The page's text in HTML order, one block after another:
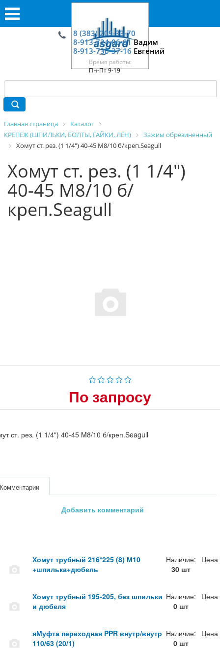
8 (383) 209-33-70
8-913-724-06-01Вадим
8-913-730-37-16 Евгений
Время работы:
Пн-Пт 9-19
Главная страница
Каталог
КРЕПЕЖ (ШПИЛЬКИ, БОЛТЫ, ГАЙКИ, ЛЁН)
Зажим обрезиненный
Хомут ст. рез. (1 1/4") 40-45 M8/10 б/креп.Seagull
Хомут ст. рез. (1 1/4")
40-45 M8/10 б/
креп.Seagull
По запросу
ст. рез. (1 1/4") 40-45 M8/10 б/креп.Seagull
Добавить комментарий
Хомут трубный 216*225 (8) М10
+шпилька+дюбель
Наличие:
30 шт
Цена
Хомут трубный 195-205, без шпильки
и дюбеля
Наличие:
0 шт
Цена
яМуфта переходная PPR внутр/внутр
110/63 (20/1)
Наличие:
0 шт
Цена